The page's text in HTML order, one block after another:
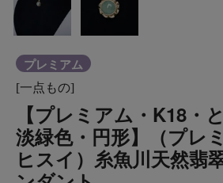
プレミアム
[一点もの]
【プレミアム・K18・
淡緑色・円形】（プレ
ヒスイ）糸魚川天然翡